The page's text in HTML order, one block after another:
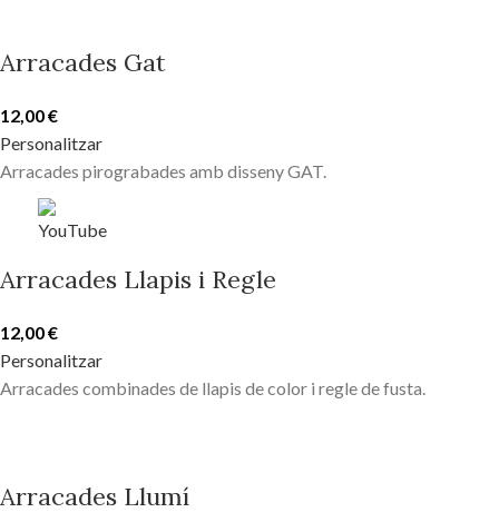
Arracades Gat
12,00€
Personalitzar
Arracades pirograbades amb disseny GAT.
Arracades Llapis i Regle
12,00€
Personalitzar
Arracades combinades de llapis de color i regle de fusta.
Arracades Llumí